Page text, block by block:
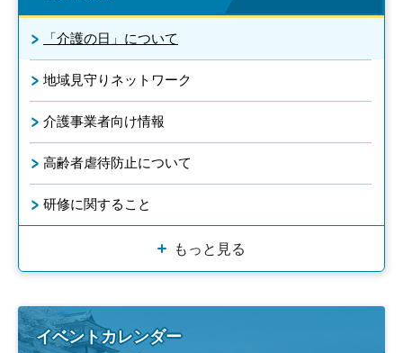
「介護の日」について
地域見守りネットワーク
介護事業者向け情報
高齢者虐待防止について
研修に関すること
もっと見る
イベントカレンダー